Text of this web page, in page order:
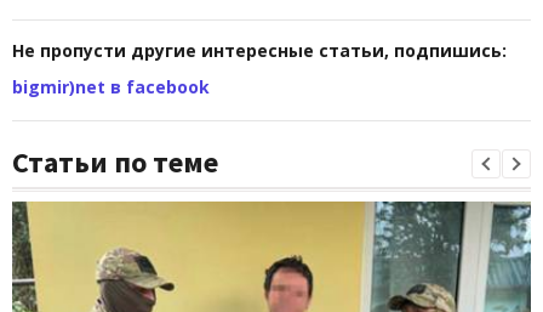
Не пропусти другие интересные статьи, подпишись:
bigmir)net в facebook
Статьи по теме